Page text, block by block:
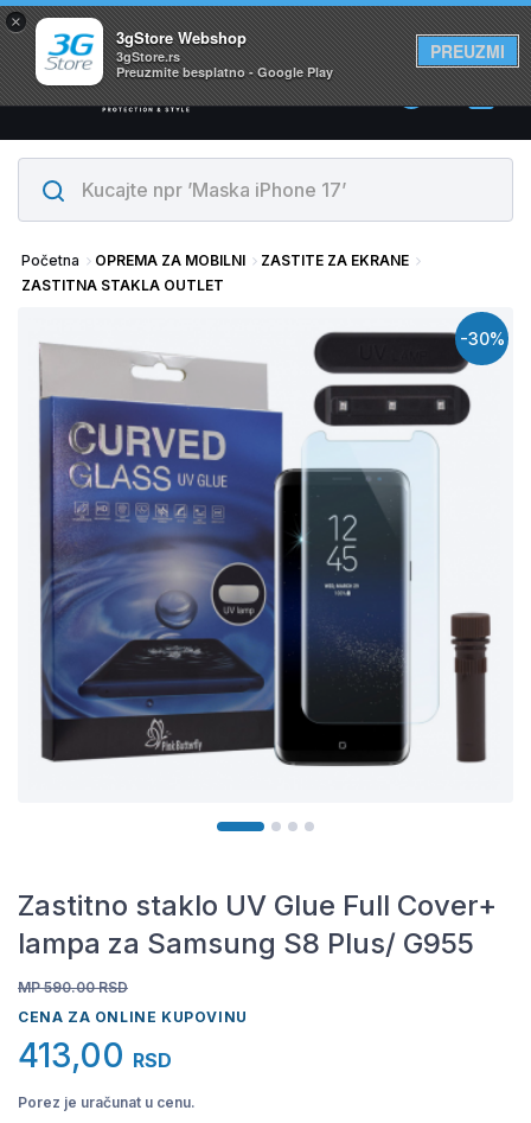
×
3gStore Webshop
3gStore.rs
Preuzmite besplatno - Google Play
PREUZMI
Svi proizvodi su na lageru. Slanje istog dana!
0
Početna OPREMA ZA MOBILNI
ZASTITE ZA EKRANE
ZASTITNA STAKLA OUTLET
-30%
Zastitno staklo UV Glue Full Cover+
lampa za Samsung S8 Plus/ G955
MP 590.00 RSD
CENA ZA ONLINE KUPOVINU
413,00 RSD
Porez je uračunat u cenu.